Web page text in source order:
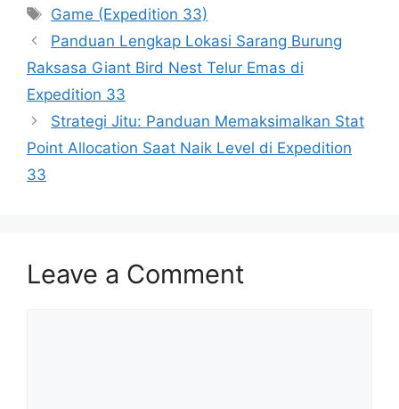
Tags
Game (Expedition 33)
Panduan Lengkap Lokasi Sarang Burung
Raksasa Giant Bird Nest Telur Emas di
Expedition 33
Strategi Jitu: Panduan Memaksimalkan Stat
Point Allocation Saat Naik Level di Expedition
33
Leave a Comment